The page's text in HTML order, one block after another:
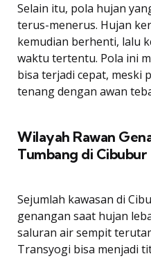
Selain itu, pola hujan
terus-menerus. Hujan
kemudian berhenti, lalu
waktu tertentu. Pola ini
bisa terjadi cepat, meski
tenang dengan awan
Wilayah Rawan
Tumbang di Cibubur
Sejumlah kawasan di
genangan saat hujan
saluran air sempit
Transyogi bisa menjadi